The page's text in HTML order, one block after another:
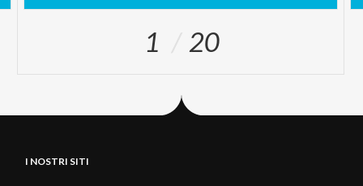
1 20
I NOSTRI SITI